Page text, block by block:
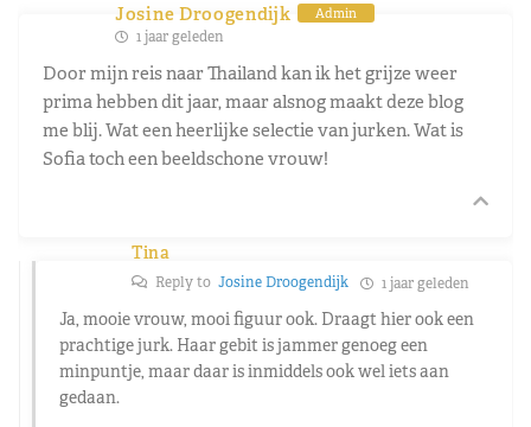
Josine Droogendijk Admin
1 jaar geleden
Door mijn reis naar Thailand kan ik het grijze weer
prima hebben dit jaar, maar alsnog maakt deze blog
me blij. Wat een heerlijke selectie van jurken. Wat is
Sofia toch een beeldschone vrouw!
Tina
Reply to Josine Droogendijk 1 jaar geleden
Ja, mooie vrouw, mooi figuur ook. Draagt hier ook een
prachtige jurk. Haar gebit is jammer genoeg een
minpuntje, maar daar is inmiddels ook wel iets aan
gedaan.